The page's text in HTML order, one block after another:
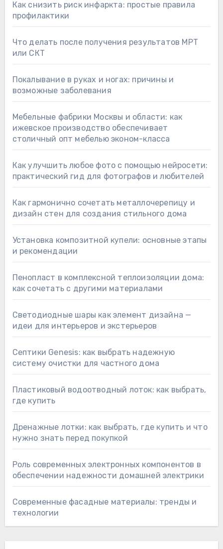
Как снизить риск инфаркта: простые правила
профилактики
Что делать после получения результатов МРТ
или СКТ
Покалывание в руках и ногах: причины и
возможные заболевания
Мебельные фабрики Москвы и области: как
ижевское производство обеспечивает
столичный опт мебелью эконом-класса
Как улучшить любое фото с помощью нейросети:
практический гид для фотографов и любителей
Как гармонично сочетать металлочерепицу и
дизайн стен для создания стильного дома
Установка композитной купели: основные этапы
и рекомендации
Пенопласт в комплексной теплоизоляции дома:
как сочетать с другими материалами
Светодиодные шары как элемент дизайна —
идеи для интерьеров и экстерьеров
Септики Genesis: как выбрать надежную
систему очистки для частного дома
Пластиковый водоотводный лоток: как выбрать,
где купить
Дренажные лотки: как выбрать, где купить и что
нужно знать перед покупкой
Роль современных электронных компонентов в
обеспечении надежности домашней электрики
Современные фасадные материалы: тренды и
технологии